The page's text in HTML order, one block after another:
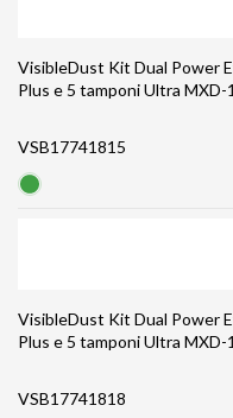
VisibleDust Kit Dual Power
Plus e 5 tamponi Ultra MXD-
VSB17741815
VisibleDust Kit Dual Power
Plus e 5 tamponi Ultra MXD-
VSB17741818